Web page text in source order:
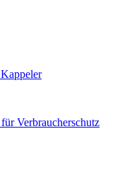
Verbraucherschutz